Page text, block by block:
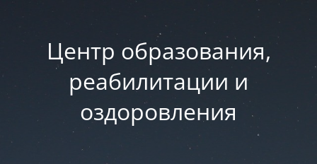
Центр образования,
реабилитации и
оздоровления